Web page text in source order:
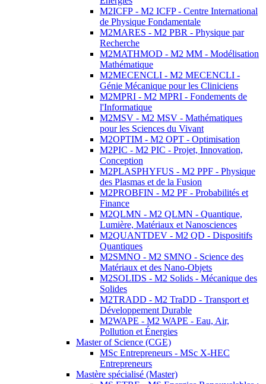
M2ICFP - M2 ICFP - Centre International
de Physique Fondamentale
M2MARES - M2 PBR - Physique par
Recherche
M2MATHMOD - M2 MM - Modélisation
Mathématique
M2MECENCLI - M2 MECENCLI -
Génie Mécanique pour les Cliniciens
M2MPRI - M2 MPRI - Fondements de
l'Informatique
M2MSV - M2 MSV - Mathématiques
pour les Sciences du Vivant
M2OPTIM - M2 OPT - Optimisation
M2PIC - M2 PIC - Projet, Innovation,
Conception
M2PLASPHYFUS - M2 PPF - Physique
des Plasmas et de la Fusion
M2PROBFIN - M2 PF - Probabilités et
Finance
M2QLMN - M2 QLMN - Quantique,
Lumière, Matériaux et Nanosciences
M2QUANTDEV - M2 QD - Dispositifs
Quantiques
M2SMNO - M2 SMNO - Science des
Matériaux et des Nano-Objets
M2SOLIDS - M2 Solids - Mécanique des
Solides
M2TRADD - M2 TraDD - Transport et
Développement Durable
M2WAPE - M2 WAPE - Eau, Air,
Pollution et Énergies
Master of Science (CGE)
MSc Entrepreneurs - MSc X-HEC
Entrepreneurs
Mastère spécialisé (Master)